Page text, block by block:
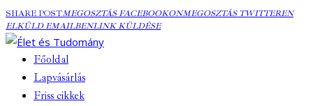
SHARE POSTMEGOSZTÁS
FACEBOOKON
MEGOSZTÁS FACEBOOKONMEGOSZTÁS
MEGOSZTÁS TWITTEREN
ELKÜLD EMAILBENCOPY
TO
LINK KÜLDÉSE
Főoldal
Lapvásárlás
Friss cikkek